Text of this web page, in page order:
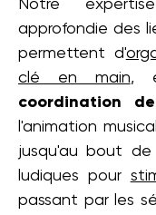
Notre
approfondie des
permettent d'
clé en main,
coordination
l'animation
jusqu'au bout
ludiques pour
passant par les